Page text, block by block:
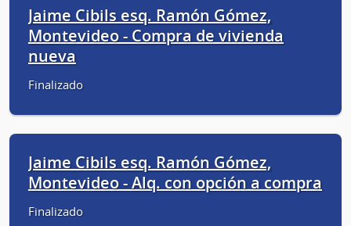
Jaime Cibils esq. Ramón Gómez,
Montevideo - Compra de vivienda
nueva
Finalizado
Jaime Cibils esq. Ramón Gómez,
Montevideo - Alq. con opción a compra
Finalizado